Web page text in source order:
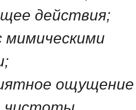
действия;
мимическими
ощущение